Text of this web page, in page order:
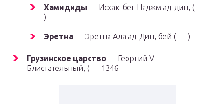
Хамидиды — Исхак-бег Наджм ад-дин, ( —
)
Эретна — Эретна Ала ад-Дин, бей ( — )
Грузинское царство — Георгий V
Блистательный, ( — 1346